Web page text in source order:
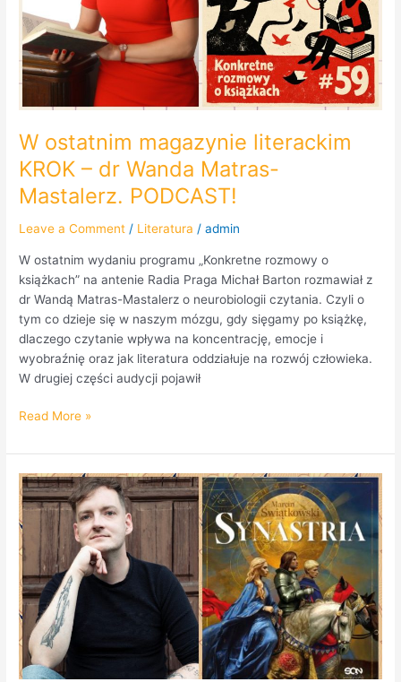
W ostatnim magazynie literackim
KROK – dr Wanda Matras-
Mastalerz. PODCAST!
Leave a Comment / Literatura /admin
W ostatnim wydaniu programu „Konkretne rozmowy o
książkach” na antenie Radia Praga Michał Barton rozmawiał z
dr Wandą Matras-Mastalerz o neurobiologii czytania. Czyli o
tym co dzieje się w naszym mózgu, gdy sięgamy po książkę,
dlaczego czytanie wpływa na koncentrację, emocje i
wyobraźnię oraz jak literatura oddziałuje na rozwój człowieka.
W drugiej części audycji pojawił
Matras-
Mastalerz.
PODCAST!
Read More »
Marcin
Świątkowski
w
magazynie
literackim
KROK.
PODCAST!